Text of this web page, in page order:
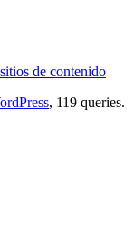
de contenido
, 119 queries.